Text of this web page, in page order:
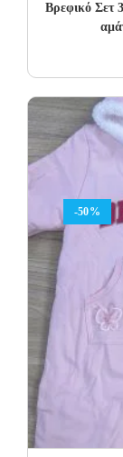
Βρεφικό Σετ
-50%